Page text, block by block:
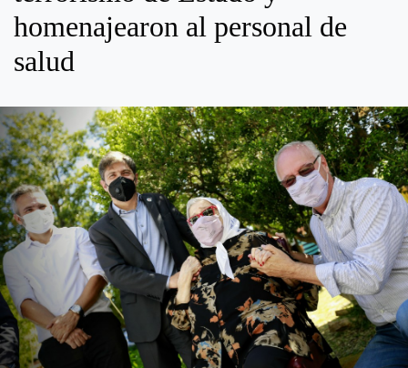
homenajearon al personal de
salud